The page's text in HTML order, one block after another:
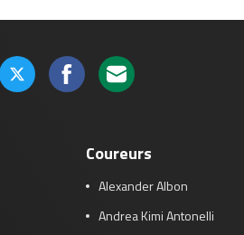
Coureurs
Alexander Albon
Andrea Kimi Antonelli